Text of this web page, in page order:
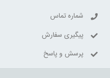
شماره تماس
پیگیری سفارش
پرسش و پاسخ